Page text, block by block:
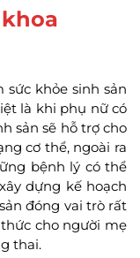
sức khỏe sinh sản
là khi phụ nữ có
sản sẽ hỗ trợ cho
cơ thể, ngoài ra
bệnh lý có thể
dựng kế hoạch
đóng vai trò rất
cho người mẹ
thai.